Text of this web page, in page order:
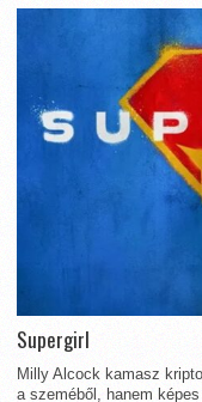
Supergirl
Milly Alcock kamasz
a szeméből, hanem